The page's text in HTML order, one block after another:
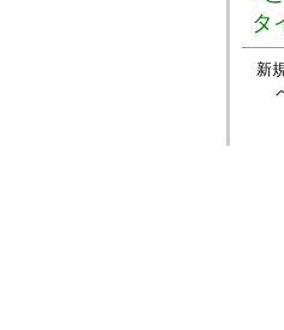
タ
新